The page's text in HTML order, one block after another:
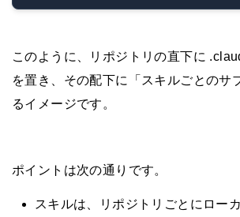
このように、リポジトリの直下に
を置き、その配下に「スキルごとのサ
るイメージです。
ポイントは次の通りです。
スキルは、リポジトリごとにロー